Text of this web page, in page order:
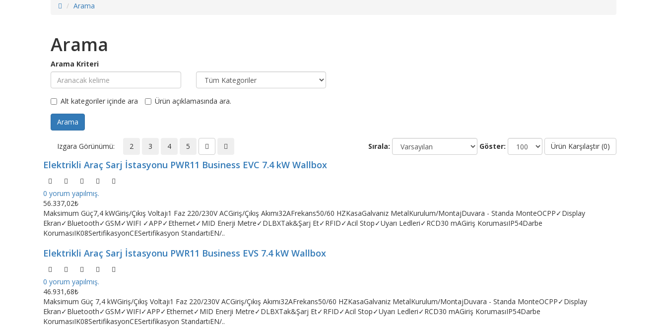
Arama
Arama
Arama Kriteri
Alt kategoriler içinde ara Ürün açıklamasında ara.
Izgara Görünümü: 2 3 4 5 Sırala: Göster: Ürün Karşılaştır (0)
Elektrikli Araç Sarj İstasyonu PWR11 Business EVC 7.4 kW Wallbox
0 yorum yapılmış.
56.337,02₺
Maksimum Güç7,4 kWGiriş/Çıkış Voltajı1 Faz 220/230V ACGiriş/Çıkış Akımı32AFrekans50/60 HZKasaGalvaniz MetalKurulum/MontajDuvara - Standa MonteOCPP✓Display
Ekran✓Bluetooth✓GSM✓WIFI ✓APP✓Ethernet✓MID Enerji Metre✓DLBXTak&Şarj Et✓RFID✓Acil Stop✓Uyarı Ledleri✓RCD30 mAGiriş KorumasıIP54Darbe
KorumasıIK08SertifikasyonCESertifikasyon StandartıEN/..
Elektrikli Araç Sarj İstasyonu PWR11 Business EVS 7.4 kW Wallbox
0 yorum yapılmış.
46.931,68₺
Maksimum Güç 7,4 kWGiriş/Çıkış Voltajı1 Faz 220/230V ACGiriş/Çıkış Akımı32AFrekans50/60 HZKasaGalvaniz MetalKurulum/MontajDuvara - Standa MonteOCPP✓Display
Ekran✓Bluetooth✓GSM✓WIFI✓APP✓Ethernet✓MID Enerji Metre✓DLBXTak&Şarj Et✓RFID✓Acil Stop✓Uyarı Ledleri✓RCD30 mAGiriş KorumasıIP54Darbe
KorumasıIK08SertifikasyonCESertifikasyon StandartıEN/..